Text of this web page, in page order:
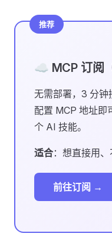
推荐
☁️ MCP 订阅
无需部署，3 分钟
配置 MCP 地址即
个 AI 技能。
适合：想直接用
前往订阅 →